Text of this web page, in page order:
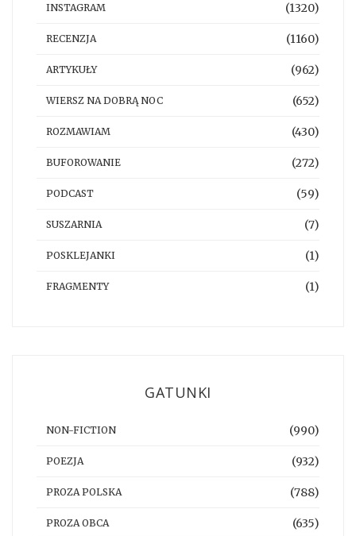
INSTAGRAM (1320)
RECENZJA (1160)
ARTYKUŁY (962)
WIERSZ NA DOBRĄ NOC (652)
ROZMAWIAM (430)
BUFOROWANIE (272)
PODCAST (59)
SUSZARNIA (7)
POSKLEJANKI (1)
FRAGMENTY (1)
GATUNKI
NON-FICTION (990)
POEZJA (932)
PROZA POLSKA (788)
PROZA OBCA (635)